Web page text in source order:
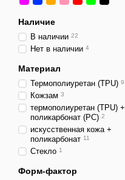
Наличие
В наличии 22
Нет в наличии 4
Материал
Термополиуретан (TPU) 9
Кожзам 3
термополиуретан (TPU) +
поликарбонат (PC) 2
искусственная кожа +
поликарбонат 11
Стекло 1
Форм-фактор